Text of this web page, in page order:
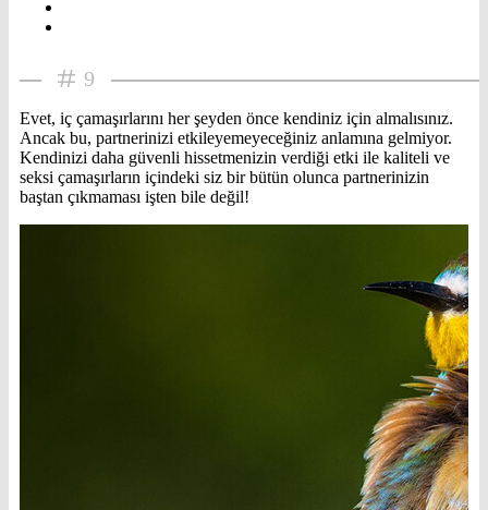
9
Evet, iç çamaşırlarını her şeyden önce kendiniz için almalısınız.
Ancak bu, partnerinizi etkileyemeyeceğiniz anlamına gelmiyor.
Kendinizi daha güvenli hissetmenizin verdiği etki ile kaliteli ve
seksi çamaşırların içindeki siz bir bütün olunca partnerinizin
baştan çıkmaması işten bile değil!